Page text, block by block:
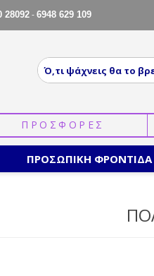
28092 - 6948 629 109
ΠΡΟΣΦΟΡΕΣ
ΠΡΟΣΩΠΙΚΗ ΦΡΟΝΤΙΔΑ